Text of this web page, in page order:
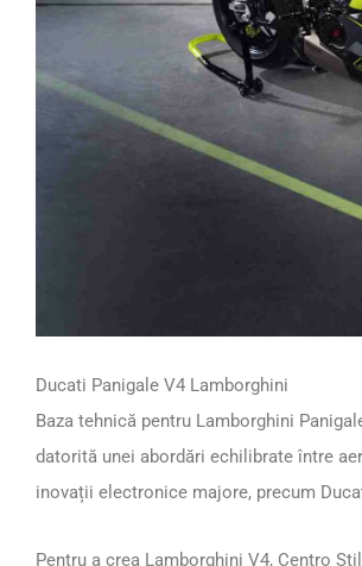
Ducati Panigale V4 Lamborghini
Baza tehnică pentru Lamborghini
datorită unei abordări echilibrate între
inovații electronice majore, precum
Pentru a crea Lamborghini V4, Centro